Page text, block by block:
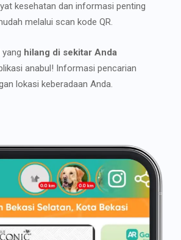
kesehatan dan informasi penting
melalui scan kode QR.
hilang di sekitar Anda
anabul! Informasi pencarian
lokasi keberadaan Anda.